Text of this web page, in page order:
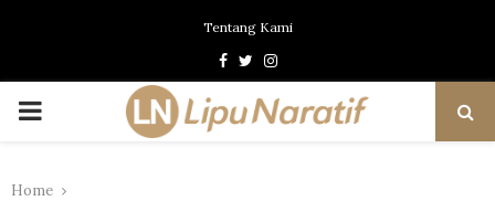
Tentang Kami
Facebook
TwitterInstagram
PRIMARY
Home